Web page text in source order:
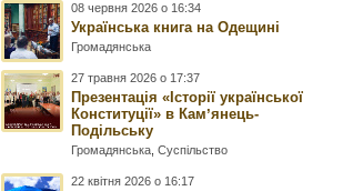
08 червня 2026 о 16:34
Українська книга на Одещині
Громадянська
27 травня 2026 о 17:37
Презентація «Історії української
Конституції» в Камʼянець-
Подільську
Громадянська ,Суспільство
22 квітня 2026 о 16:17